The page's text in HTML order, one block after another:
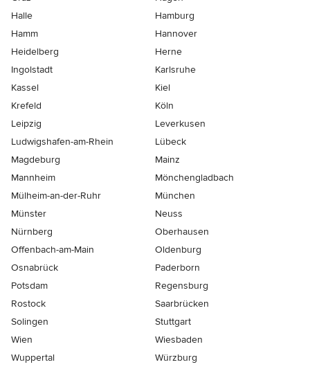
Halle
Hamburg
Hamm
Hannover
Heidelberg
Herne
Ingolstadt
Karlsruhe
Kassel
Kiel
Krefeld
Köln
Leipzig
Leverkusen
Ludwigshafen-am-Rhein
Lübeck
Magdeburg
Mainz
Mannheim
Mönchen­gladbach
Mülheim-an-der-Ruhr
München
Münster
Neuss
Nürnberg
Oberhausen
Offenbach-am-Main
Oldenburg
Osnabrück
Paderborn
Potsdam
Regensburg
Rostock
Saarbrücken
Solingen
Stuttgart
Wien
Wiesbaden
Wuppertal
Würzburg